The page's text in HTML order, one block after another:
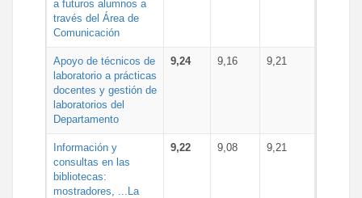
a futuros alumnos a
través del Área de
Comunicación
Apoyo de técnicos de
laboratorio a prácticas
docentes y gestión de
laboratorios del
Departamento
9,24 9,16 9,21
Información y
consultas en las
bibliotecas:
mostradores, ...La
9,22 9,08 9,21